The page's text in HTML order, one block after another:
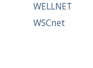
WELLNET
WSCnet